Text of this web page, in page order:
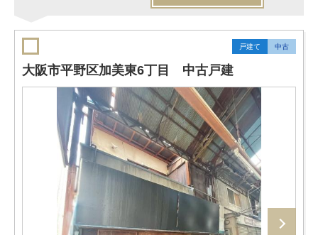
戸建て 中古
大阪市平野区加美東6丁目 中古戸建